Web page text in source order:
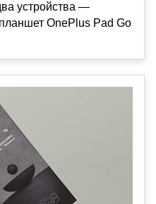
устройства —
OnePlus Pad Go